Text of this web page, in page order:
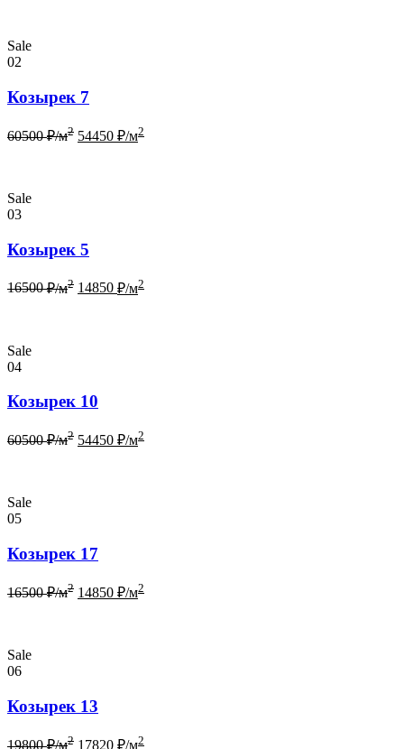
Sale
02
Козырек 7
60500₽/м2 54450 ₽/м2
Sale
03
Козырек 5
16500₽/м2 14850 ₽/м2
Sale
04
Козырек 10
60500₽/м2 54450 ₽/м2
Sale
05
Козырек 17
16500₽/м2 14850 ₽/м2
Sale
06
Козырек 13
19800₽/м2 17820 ₽/м2